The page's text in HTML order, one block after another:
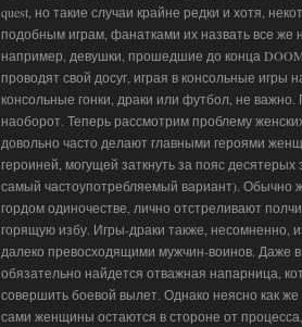
quest, но такие случаи крайне редки и хотя,
подобным играм, фанатками их назвать все же
например, девушки, прошедшие до конца
проводят свой досуг, играя в консольные игры
консольные гонки, драки или футбол, не
наоборот. Теперь рассмотрим проблему
довольно часто делают главными героями
героиней, могущей заткнуть за пояс
самый частоупотребляемый вариант). Обычно
гордом одиночестве, лично отстреливают
горящую избу. Игры-драки также, несомненно,
далеко превосходящими мужчин-воинов. Даже
обязательно найдется отважная напарница,
совершить боевой вылет. Однако неясно как
сами женщины остаются в стороне от